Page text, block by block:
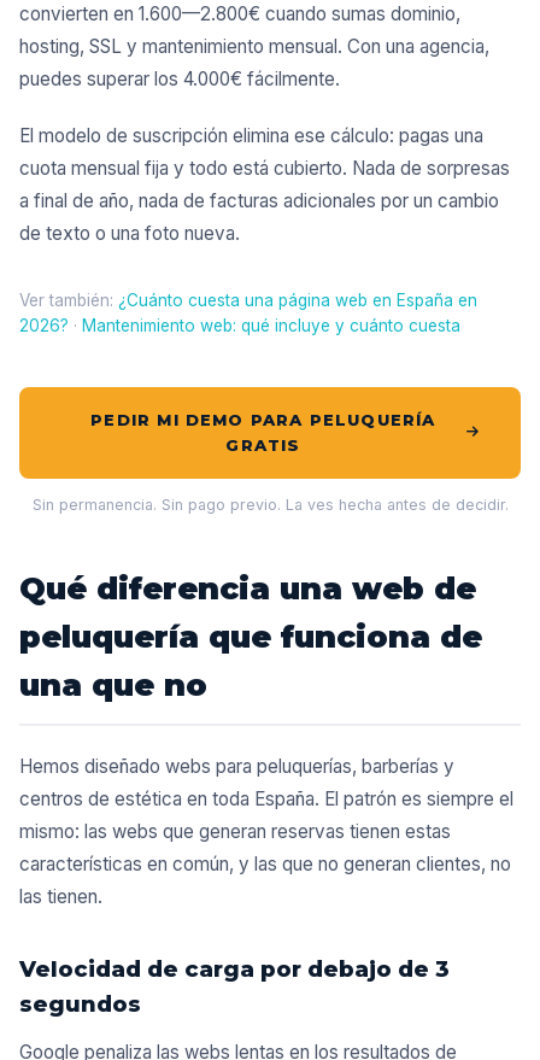
convierten en 1.600—2.800€ cuando sumas dominio,
hosting, SSL y mantenimiento mensual. Con una agencia,
puedes superar los 4.000€ fácilmente.
El modelo de suscripción elimina ese cálculo: pagas una
cuota mensual fija y todo está cubierto. Nada de sorpresas
a final de año, nada de facturas adicionales por un cambio
de texto o una foto nueva.
Ver también: ¿Cuánto cuesta una página web en España en
2026? · Mantenimiento web: qué incluye y cuánto cuesta
PEDIR MI DEMO PARA PELUQUERÍA
GRATIS
Sin permanencia. Sin pago previo. La ves hecha antes de decidir.
Qué diferencia una web de
peluquería que funciona de
una que no
Hemos diseñado webs para peluquerías, barberías y
centros de estética en toda España. El patrón es siempre el
mismo: las webs que generan reservas tienen estas
características en común, y las que no generan clientes, no
las tienen.
Velocidad de carga por debajo de 3
segundos
Google penaliza las webs lentas en los resultados de